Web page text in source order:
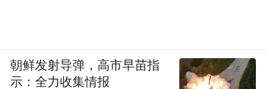
朝鲜发射导弹，高市早苗指
示：全力收集情报